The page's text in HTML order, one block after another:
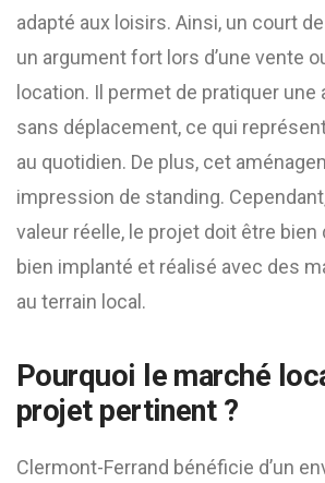
adapté aux loisirs. Ainsi, un court
un argument fort lors d’une vente
location. Il permet de pratiquer
sans déplacement, ce qui
au quotidien. De plus, cet
impression de standing.
valeur réelle, le projet doit être bien
bien implanté et réalisé avec des
au terrain local.
Pourquoi le marché
projet pertinent ?
Clermont-Ferrand bénéficie d’un